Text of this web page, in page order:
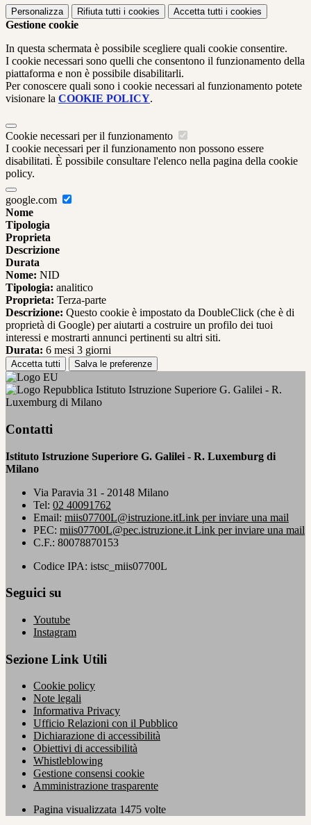
Personalizza Rifiuta tutti i cookies Accetta tutti i cookies
Gestione cookie
In questa schermata è possibile scegliere quali cookie consentire.
I cookie necessari sono quelli che consentono il funzionamento della
piattaforma e non è possibile disabilitarli.
Per conoscere quali sono i cookie necessari al funzionamento potete
visionare la COOKIE POLICY.
Cookie necessari per il funzionamento
I cookie necessari per il funzionamento non possono essere
disabilitati. È possibile consultare l'elenco nella pagina della cookie
policy.
google.com
Nome
Tipologia
Proprieta
Descrizione
Durata
Nome: NID
Tipologia: analitico
Proprieta: Terza-parte
Descrizione: Questo cookie è impostato da DoubleClick (che è di
proprietà di Google) per aiutarti a costruire un profilo dei tuoi
interessi e mostrarti annunci pertinenti su altri siti.
Durata: 6 mesi 3 giorni
Accetta tutti Salva le preferenze
Istituto Istruzione Superiore G. Galilei - R.
Luxemburg di Milano
Contatti
Istituto Istruzione Superiore G. Galilei - R. Luxemburg di
Milano
Via Paravia 31 - 20148 Milano
Tel: 02 40091762
Email: miis07700L@istruzione.itLink per inviare una mail
PEC: miis07700L@pec.istruzione.it Link per inviare una mail
C.F.: 80078870153
Codice IPA: istsc_miis07700L
Seguici su
Youtube
Instagram
Sezione Link Utili
Cookie policy
Note legali
Informativa Privacy
Ufficio Relazioni con il Pubblico
Dichiarazione di accessibilità
Obiettivi di accessibilità
Whistleblowing
Gestione consensi cookie
Amministrazione trasparente
Pagina visualizzata 1475 volte